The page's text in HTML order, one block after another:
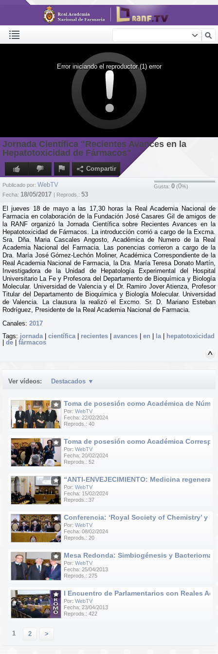
Error iniciando el reproductor (1) error
Jornada Científica "Recientes Avances en la
Hepatotoxicidad de Fármacos"
Compartir
Gusta: 0 (0%)
Publicado por: WebTV
Fecha: 18/05/2017 | Reprods.: 53
El jueves 18 de mayo a las 17,30 horas la Real Academia Nacional de
Farmacia en colaboración de la Fundación José Casares Gil de amigos de
la RANF organizó la Jornada Científica sobre Recientes Avances en la
Hepatotoxicidad de Fármacos. La introducción corrió a cargo de la Excma.
Sra. Dña. Maria Cascales Angosto, Académica de Numero de la Real
Academia Nacional del Farmacia. Las ponencias corrieron a cargo de la
Dra. María José Gómez-Lechón Moliner, Académica Correspondiente de la
Real Academia Nacional de Farmacia, la Dra. María Teresa Donato Martín,
Investigadora de la Unidad de Hepatología Experimental del Hospital
Universitario La Fe y Profesora del Departamento de Bioquímica y Biología
Molecular. Universidad de Valencia y el Dr. Ramiro Jover Atienza, Profesor
Titular del Departamento de Bioquímica y Biología Molecular. Universidad
de Valencia. La clausura la realizó el Excmo. Sr. D. Mariano Esteban
Rodríguez, Presidente de la Real Academia Nacional de Farmacia.
Canales: 2017
Tags: jornada científica recientes avances en la
hepatotoxicidad
de fármacos
Ver vídeos: Destacados ▼
Toma de posesión como Académica de
Por: WebTV
Fecha: 22/02/2024
Reprods.: 40
Toma de posesión como Académica
Por: WebTV
Fecha: 20/02/2024
Reprods.: 52
“ANTI-ENVEJECIMIENTO: Medicina
Por: WebTV
Fecha: 15/02/2024
Reprods.: 37
Conferencia: ‘Royal Society of Chemistry’ y
Por: WebTV
Fecha: 08/02/2024
Reprods.: 20
Mesa Redonda: Simbiogénesis y Bacteriomas
Por: WebTV
Fecha: 25/04/2013
Reprods.: 275
I Encuentro de Parlamentarios con Reales
Por: WebTV
Fecha: 23/04/2013
Reprods.: 422
1 2 >